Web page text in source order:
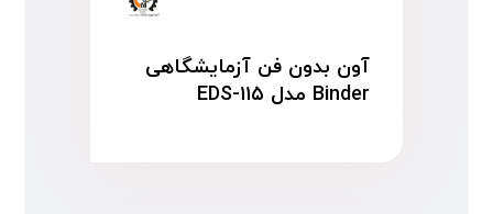
آون بدون فن آزمایشگاهی
Binder مدل EDS-۱۱۵